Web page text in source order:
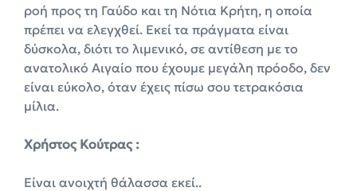
ροή προς τη Γαύδο και τη Νότια Κρήτη, η οποία
πρέπει να ελεγχθεί. Εκεί τα πράγματα είναι
δύσκολα, διότι το λιμενικό, σε αντίθεση με το
ανατολικό Αιγαίο που έχουμε μεγάλη πρόοδο, δεν
είναι εύκολο, όταν έχεις πίσω σου τετρακόσια
μίλια.
Χρήστος Κούτρας :
Είναι ανοιχτή θάλασσα εκεί..